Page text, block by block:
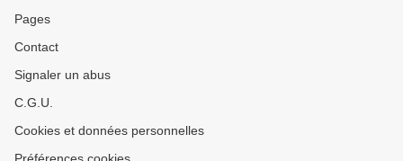
Pages
Contact
Signaler un abus
C.G.U.
Cookies et données personnelles
Préférences cookies